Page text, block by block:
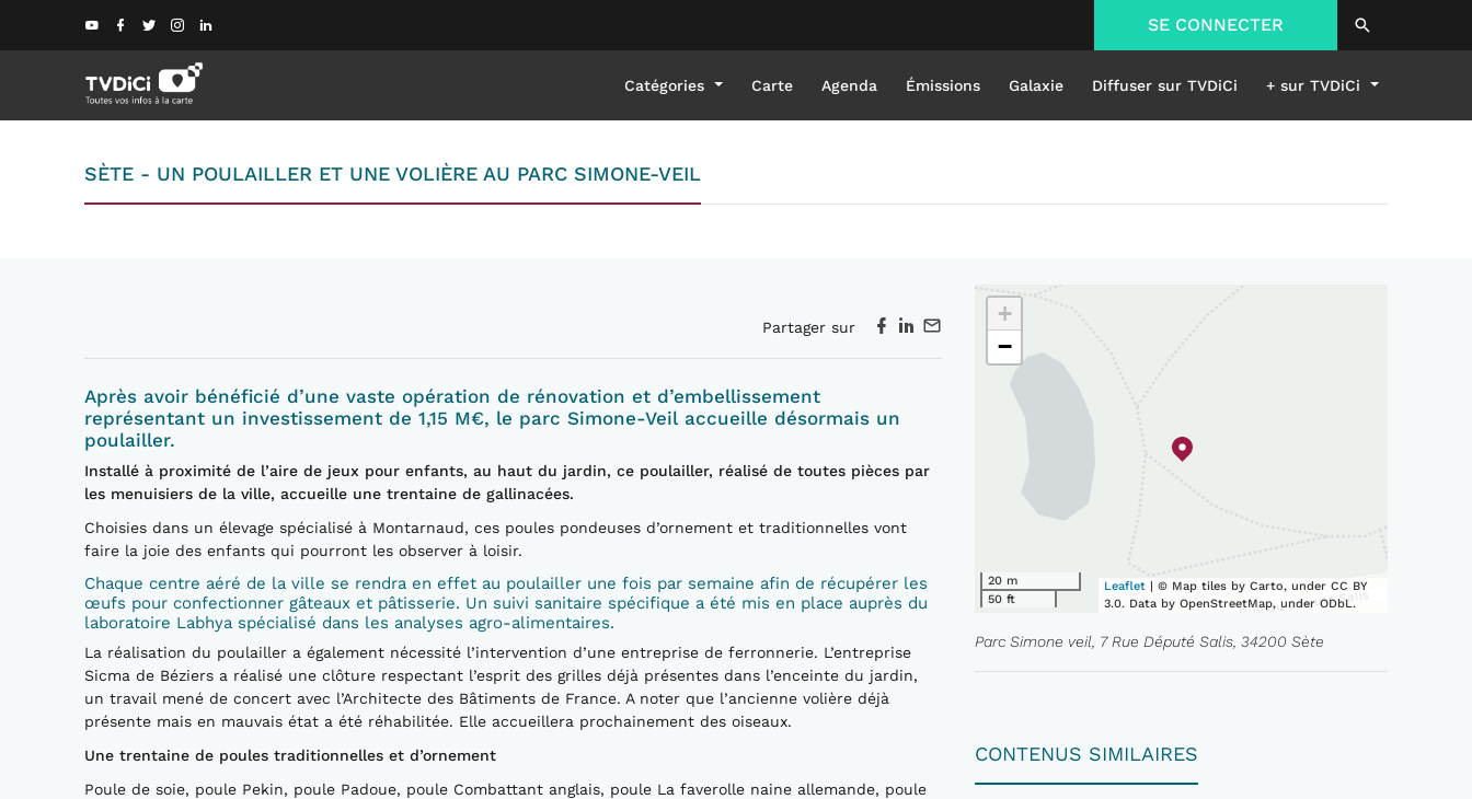
SE CONNECTER
Catégories Carte Agenda Émissions Galaxie Diffuser sur TVDiCi + sur TVDiCi
SÈTE - UN POULAILLER ET UNE VOLIÈRE AU PARC SIMONE-VEIL
Partager sur
Après avoir bénéficié d’une vaste opération de rénovation et d’embellissement
représentant un investissement de 1,15 M€, le parc Simone-Veil accueille désormais un
poulailler.
Installé à proximité de l’aire de jeux pour enfants, au haut du jardin, ce poulailler, réalisé de toutes pièces par
les menuisiers de la ville, accueille une trentaine de gallinacées.
Choisies dans un élevage spécialisé à Montarnaud, ces poules pondeuses d’ornement et traditionnelles vont
faire la joie des enfants qui pourront les observer à loisir.
Chaque centre aéré de la ville se rendra en effet au poulailler une fois par semaine afin de récupérer les
œufs pour confectionner gâteaux et pâtisserie. Un suivi sanitaire spécifique a été mis en place auprès du
laboratoire Labhya spécialisé dans les analyses agro-alimentaires.
La réalisation du poulailler a également nécessité l’intervention d’une entreprise de ferronnerie. L’entreprise
Sicma de Béziers a réalisé une clôture respectant l’esprit des grilles déjà présentes dans l’enceinte du jardin,
un travail mené de concert avec l’Architecte des Bâtiments de France. A noter que l’ancienne volière déjà
présente mais en mauvais état a été réhabilitée. Elle accueillera prochainement des oiseaux.
Une trentaine de poules traditionnelles et d’ornement
Poule de soie, poule Pekin, poule Padoue, poule Combattant anglais, poule La faverolle naine allemande, poule
+
−
20 m
50 ft
Leaflet | © Map tiles by Carto, under CC BY
3.0. Data by OpenStreetMap, under ODbL.
Parc Simone veil, 7 Rue Député Salis, 34200 Sète
CONTENUS SIMILAIRES